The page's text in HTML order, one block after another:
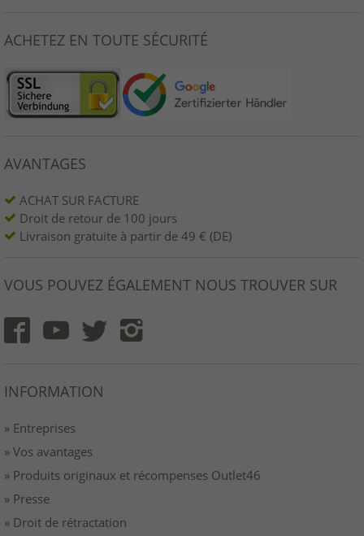
ACHETEZ EN TOUTE SÉCURITÉ
AVANTAGES
ACHAT SUR FACTURE
Droit de retour de 100 jours
Livraison gratuite à partir de 49 € (DE)
VOUS POUVEZ ÉGALEMENT NOUS TROUVER SUR
INFORMATION
» Entreprises
» Vos avantages
» Produits originaux et récompenses Outlet46
» Presse
» Droit de rétractation